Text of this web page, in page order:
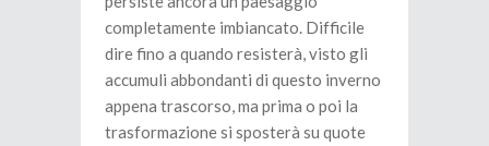
completamente imbiancato. Difficile
dire fino a quando resisterà, visto gli
accumuli abbondanti di questo inverno
appena trascorso, ma prima o poi la
trasformazione si sposterà su quote